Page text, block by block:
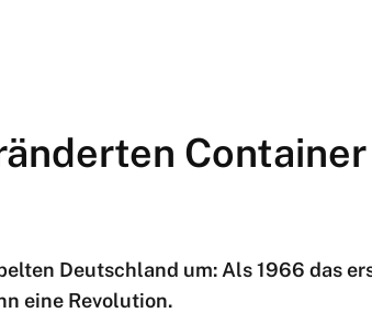
Container
Deutschland um: Als 1966 das
eine Revolution.